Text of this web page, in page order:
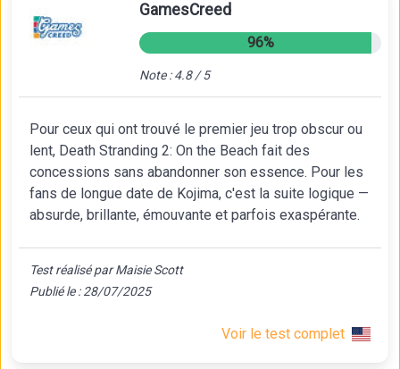
GamesCreed
96%
Note : 4.8 / 5
Pour ceux qui ont trouvé le premier jeu trop obscur ou
lent, Death Stranding 2: On the Beach fait des
concessions sans abandonner son essence. Pour les
fans de longue date de Kojima, c'est la suite logique —
absurde, brillante, émouvante et parfois exaspérante.
Test réalisé par Maisie Scott
Publié le : 28/07/2025
Voir le test complet